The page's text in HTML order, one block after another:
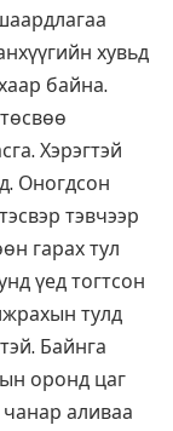
хувьд
байна.
Хэрэгтэй
Оногдсон
тэвчээр
гарах тул
үед тогтсон
тулд
Байнга
оронд цаг
аливаа